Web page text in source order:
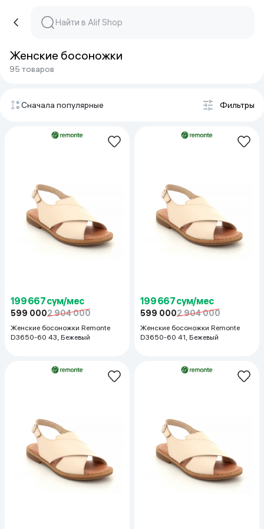
Женские босоножки
95 товаров
Сначала популярные Фильтры
199 667 сум/мес
599 0002 904 000
Женские босоножки Remonte
D3650-60 43, Бежевый
199 667 сум/мес
599 0002 904 000
Женские босоножки Remonte
D3650-60 41, Бежевый